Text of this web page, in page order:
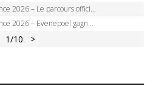
officiel complet : 21 étapes, profils, carte et dates
gagne à Solaison, Vingegaard abandonne, Pogacar toujours en jaune
1/10 >